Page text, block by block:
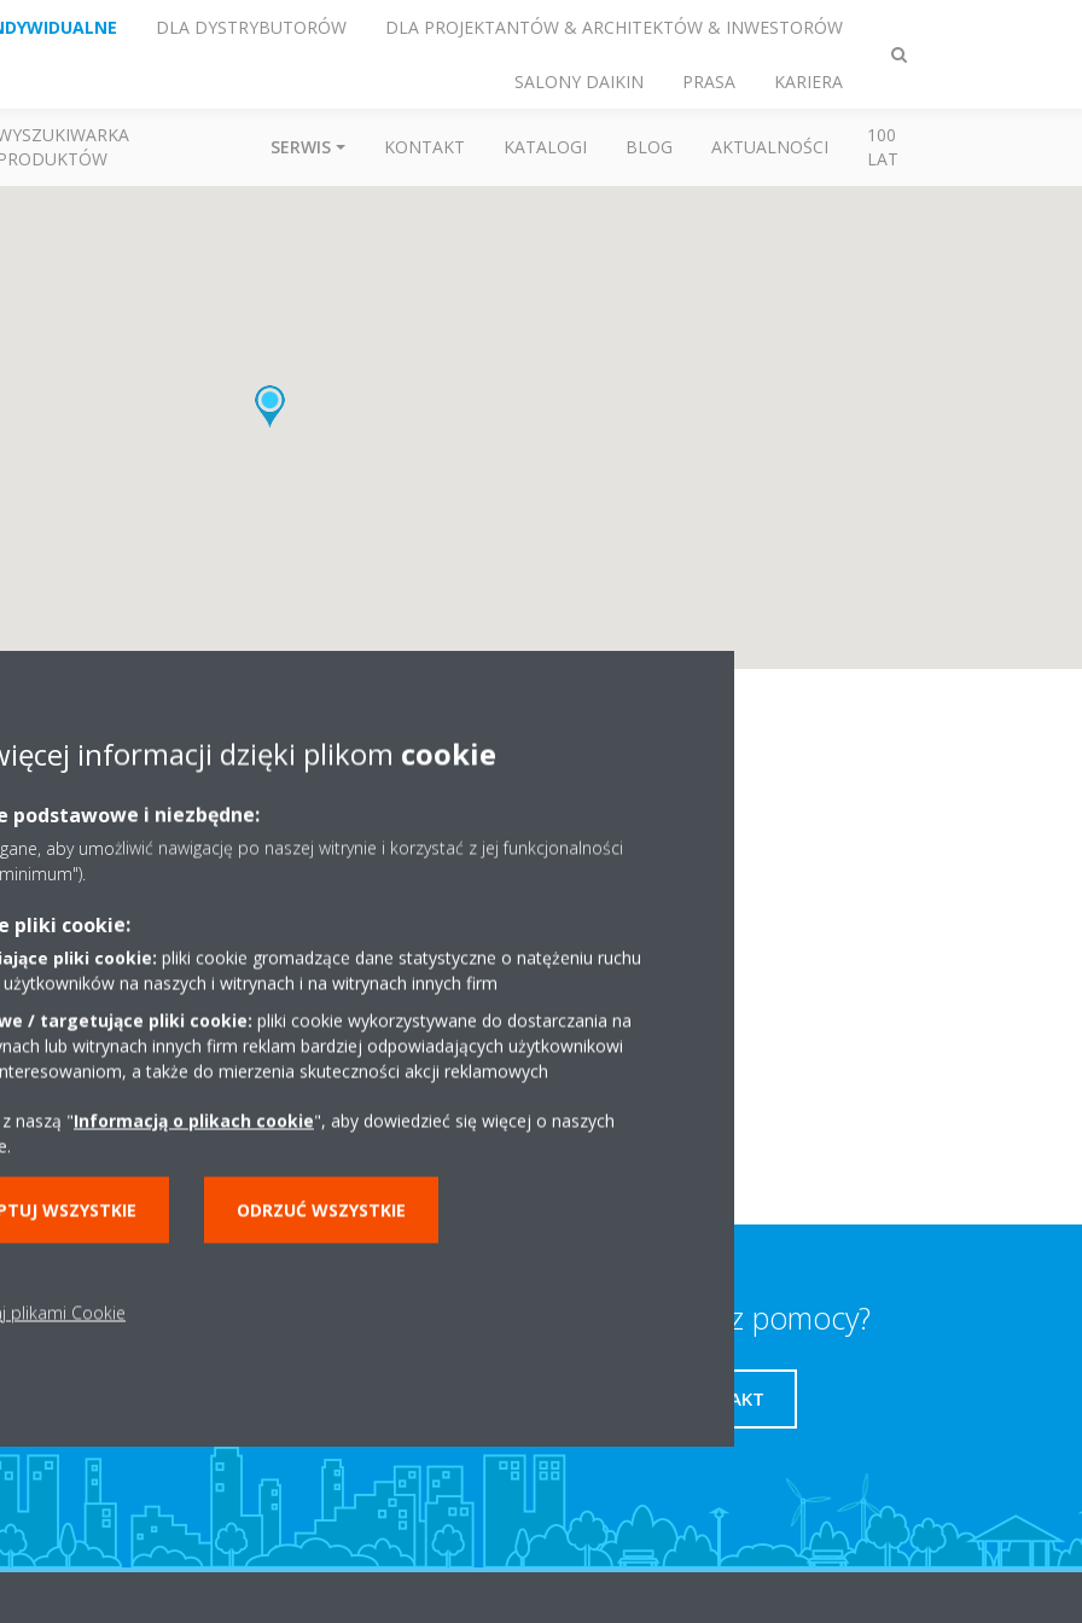
Przełącz
DLA DYSTRYBUTORÓW DLA PROJEKTANTÓW & ARCHITEKTÓW & INWESTORÓW
SALONY DAIKIN PRASA KARIERA
PRODUKTÓW
SERWIS KONTAKT KATALOGI BLOG AKTUALNOŚCI
100
LAT
GROUP Sp. z o.o.
+48 13 436 00 18
biuro@inwentech.pl
http://inwentech.pl/
Uzyskaj wskazówki
Potrzebujesz pomocy?
KONTAKT
informacji dzięki plikom cookie
podstawowe i niezbędne:
aby umożliwić nawigację po naszej witrynie i korzystać z jej funkcjonalności
pliki cookie:
pliki cookie: pliki cookie gromadzące dane statystyczne o natężeniu ruchu
na naszych i witrynach i na witrynach innych firm
/ targetujące pliki cookie: pliki cookie wykorzystywane do dostarczania na
lub witrynach innych firm reklam bardziej odpowiadających użytkownikowi
a także do mierzenia skuteczności akcji reklamowych
naszą "Informacją o plikach cookie", aby dowiedzieć się więcej o naszych
WSZYSTKIE ODRZUĆ WSZYSTKIE
plikami Cookie